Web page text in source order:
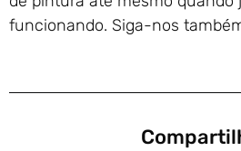
funcionando. Siga-nos